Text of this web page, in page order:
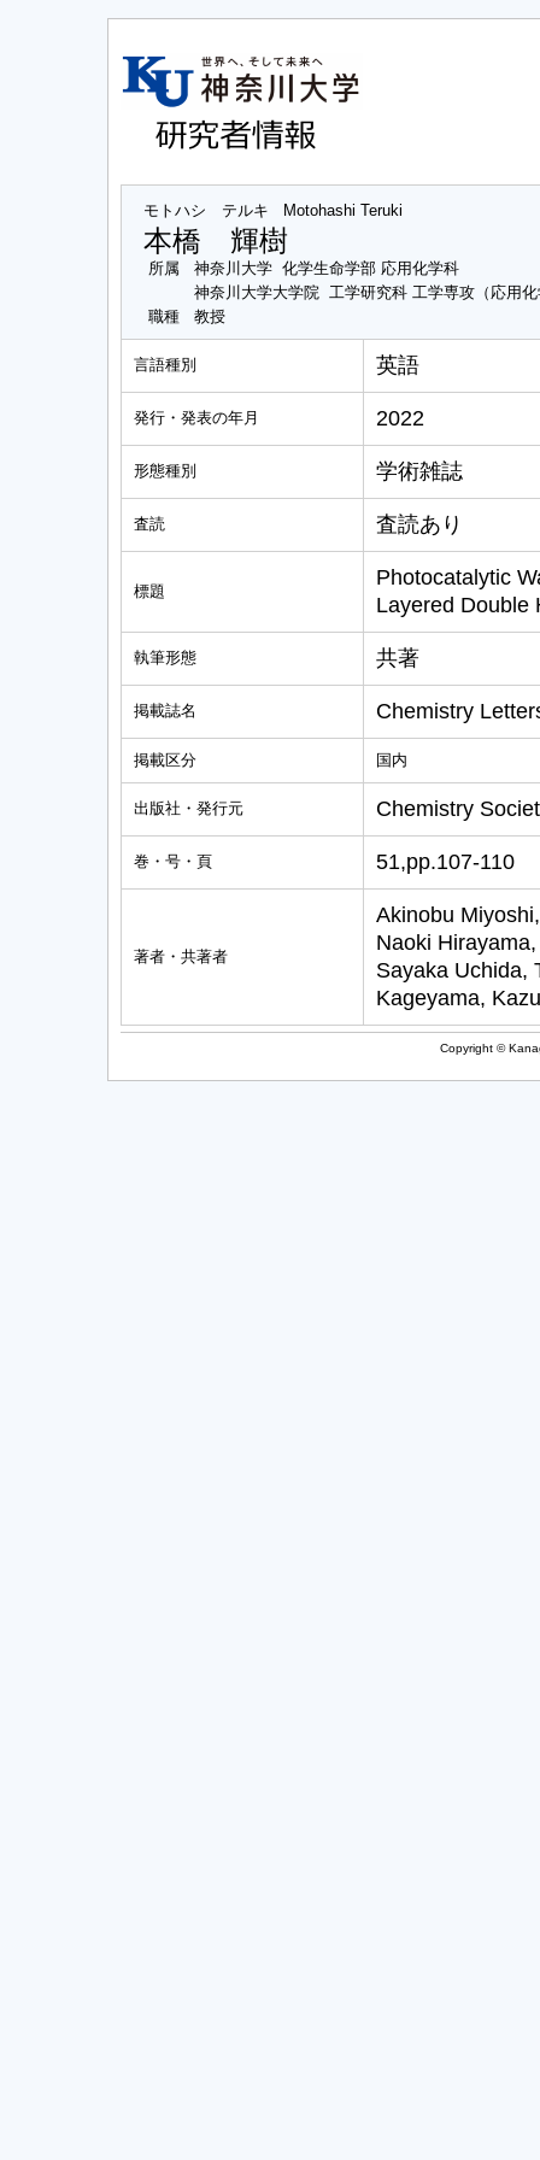
モトハシ テルキ Motohashi Teruki
本橋 輝樹
所属
神奈川大学 化学生命学部 応用化学科
神奈川大学大学院 工学研究科 工学専攻（応用
職種
教授
言語種別 英語
発行・発表の年月 2022
形態種別 学術雑誌
査読 査読あり
標題
Photocatalytic
Layered Double
執筆形態 共著
掲載誌名 Chemistry
掲載区分 国内
出版社・発行元 Chemistry
巻・号・頁 51,pp.107-110
著者・共著者
Akinobu
Naoki
Sayaka Uchida,
Kageyama,
Copyright ©